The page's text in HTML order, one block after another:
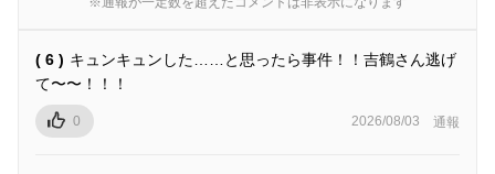
( 6 ) キュンキュンした……と思ったら事件！！吉鶴さん逃げ
て〜〜！！！
0 2026/08/03 通報